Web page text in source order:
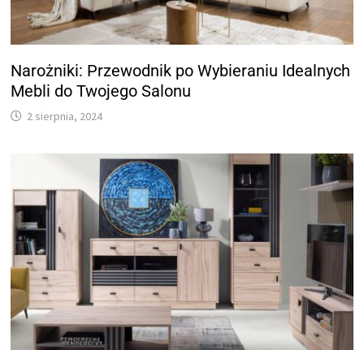
Narożniki: Przewodnik po Wybieraniu Idealnych
Mebli do Twojego Salonu
2 sierpnia, 2024